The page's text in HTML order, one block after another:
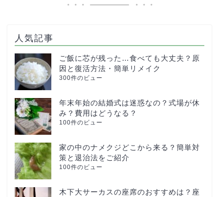
人気記事
ご飯に芯が残った…食べても大丈夫？原
因と復活方法・簡単リメイク
300件のビュー
年末年始の結婚式は迷惑なの？式場が休
み？費用はどうなる？
100件のビュー
家の中のナメクジどこから来る？簡単対
策と退治法をご紹介
100件のビュー
木下大サーカスの座席のおすすめは？座